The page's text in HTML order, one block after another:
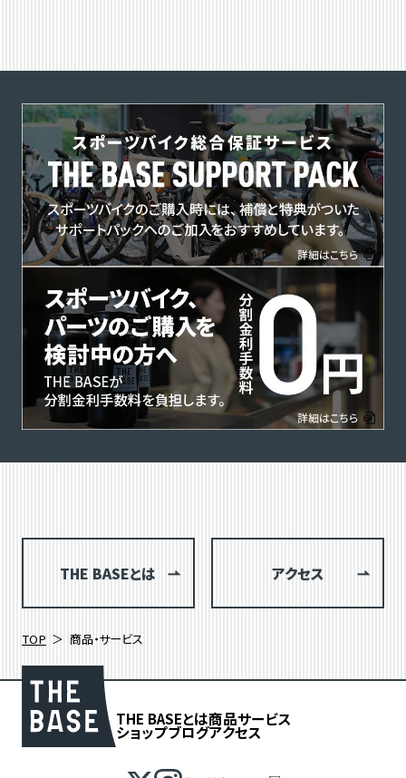
THE BASEとは アクセス
TOP 商品・サービス
THE BASEとは商品サービス
ショップブログアクセス